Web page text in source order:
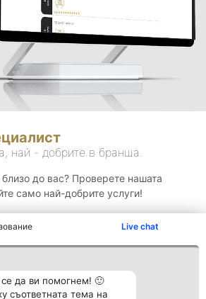
Live chat
да ви помогнем! 🙂
съответната тема на
най - добрите в бранша.
до вас? Проверете нашата
само най-добрите услуги!